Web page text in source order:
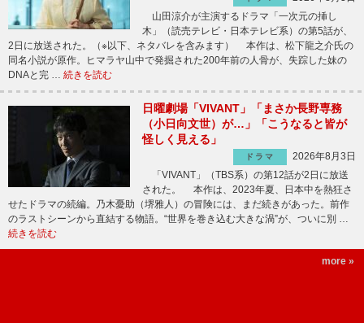
山田涼介が主演するドラマ「一次元の挿し
木」（読売テレビ・日本テレビ系）の第5話が、
2日に放送された。（※以下、ネタバレを含みます） 本作は、松下龍之介氏の
同名小説が原作。ヒマラヤ山中で発掘された200年前の人骨が、失踪した妹の
DNAと完 … 続きを読む
日曜劇場「VIVANT」「まさか長野専務
（小日向文世）が…」「こうなると皆が
怪しく見える」
ドラマ
2026年8月3日
「VIVANT」（TBS系）の第12話が2日に放送
された。 本作は、2023年夏、日本中を熱狂さ
せたドラマの続編。乃木憂助（堺雅人）の冒険には、まだ続きがあった。前作
のラストシーンから直結する物語。“世界を巻き込む大きな渦”が、ついに別 …
続きを読む
more »